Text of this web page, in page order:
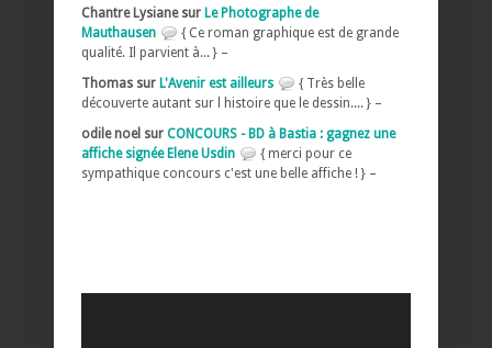
Chantre Lysiane sur Le Photographe de
Mauthausen
{ Ce roman graphique est de grande
qualité. Il parvient à... } –
Thomas sur L'Avenir est ailleurs
{ Très belle
découverte autant sur l histoire que le dessin.... } –
odile noel sur CONCOURS - BD à Bastia : gagnez une
affiche signée Elene Usdin
{ merci pour ce
sympathique concours c'est une belle affiche ! } –